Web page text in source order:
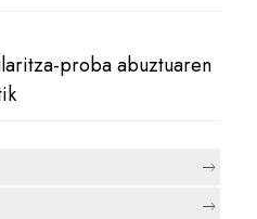
proba abuztuaren